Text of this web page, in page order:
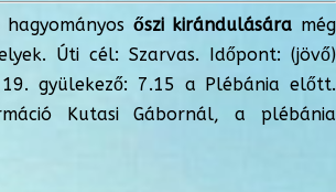
hagyományos őszi kirándulására még
Úti cél: Szarvas. Időpont: (jövő)
gyülekező: 7.15 a Plébánia előtt.
Kutasi Gábornál, a plébánia